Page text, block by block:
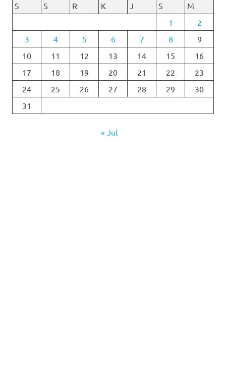
S
S R K J S
M
1
2
3
4 5 6 7 8
9
10
11 12 13 14 15
16
17
18 19 20 21 22
23
24
25 26 27 28 29
30
31
« Jul